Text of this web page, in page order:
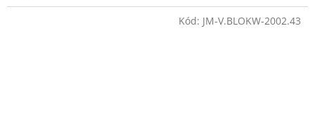
Kód: JM-V.BLOKW-2002.43